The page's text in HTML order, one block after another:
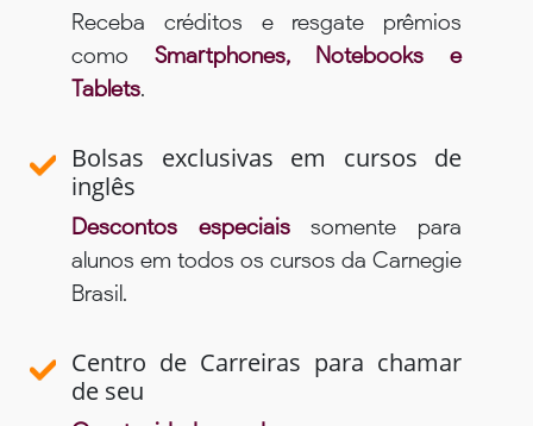
Receba créditos e resgate prêmios
como Smartphones, Notebooks e
Tablets.
Bolsas exclusivas em cursos de
inglês
Descontos especiaissomente para
alunos em todos os cursos da Carnegie
Brasil.
Centro de Carreiras para chamar
de seu